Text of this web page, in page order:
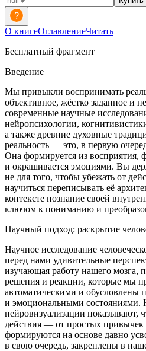
О книгеОглавлениеЧитать
Бесплатный фрагмент
Введение
Мы привыкли воспринимать
объективное, жёстко заданное и
современные научные
нейропсихологии,
а также древние духовные
реальность — это, в первую
Она формируется из восприятия,
и окрашивается эмоциями. Вы
не для того, чтобы убежать от
научиться переписывать её
контексте познание своей
ключом к пониманию и
Научный подход: раскрытие
Научное исследование
перед нами удивительные
изучающая работу нашего мозга,
решения и реакции, которые мы
автоматическими и
и эмоциональными состояниями.
нейровизуализации показывают,
действия — от простых
формируются на основе давно
в свою очередь, закреплены в